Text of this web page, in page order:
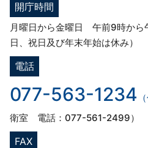
開庁時間
月曜日から金曜日 午前9時から
日、祝日及び年末年始は休み）
電話
077-563-1234
衛室 電話：077-561-2499）
FAX